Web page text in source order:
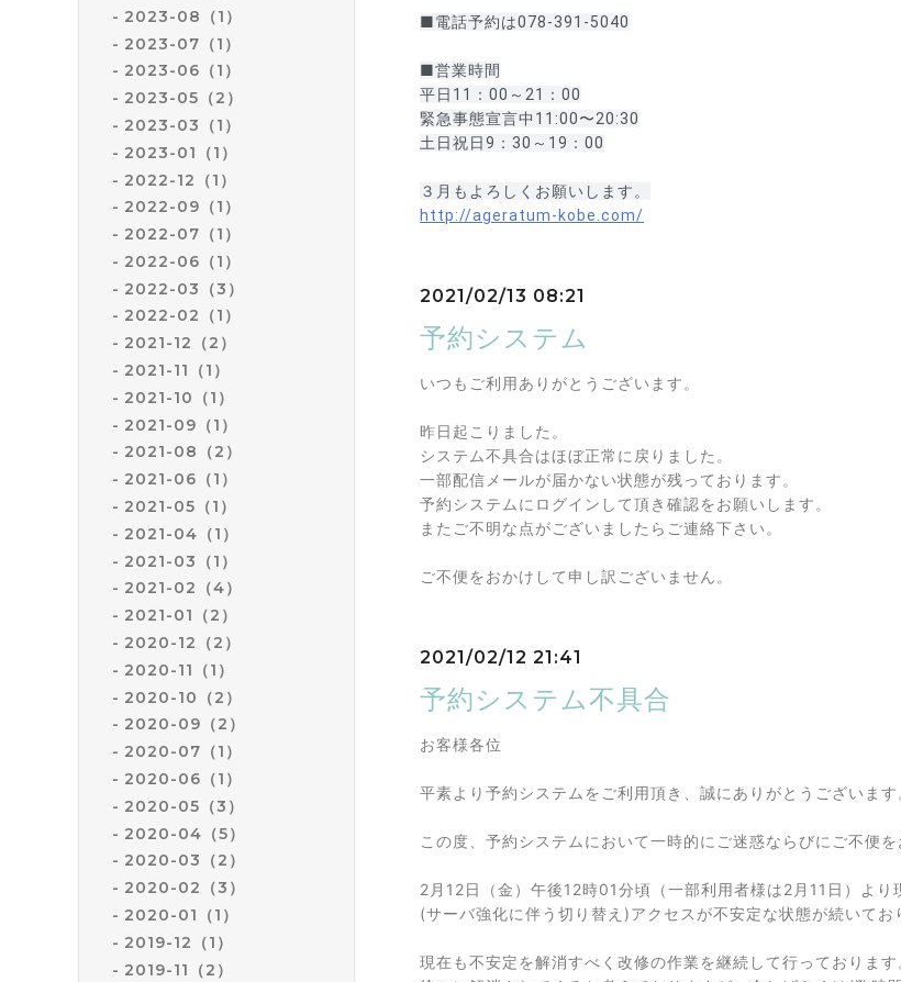
2023-08（1）
2023-07（1）
2023-06（1）
2023-05（2）
2023-03（1）
2023-01（1）
2022-12（1）
2022-09（1）
2022-07（1）
2022-06（1）
2022-03（3）
2022-02（1）
2021-12（2）
2021-11（1）
2021-10（1）
2021-09（1）
2021-08（2）
2021-06（1）
2021-05（1）
2021-04（1）
2021-03（1）
2021-02（4）
2021-01（2）
2020-12（2）
2020-11（1）
2020-10（2）
2020-09（2）
2020-07（1）
2020-06（1）
2020-05（3）
2020-04（5）
2020-03（2）
2020-02（3）
2020-01（1）
2019-12（1）
2019-11（2）
■電話予約は078-391-5040
■営業時間
平日11：00～21：00
緊急事態宣言中11:00〜20:30
土日祝日9：30～19：00
３月もよろしくお願いします。
http://ageratum-kobe.com/
2021/02/13 08:21
予約システム
いつもご利用ありがとうございます。
昨日起こりました。
システム不具合はほぼ正常に戻りました。
一部配信メールが届かない状態が残っております。
予約システムにログインして頂き確認をお願いします。
またご不明な点がございましたらご連絡下さい。
ご不便をおかけして申し訳ございません。
2021/02/12 21:41
予約システム不具合
お客様各位
平素より予約システムをご利用頂き、誠にありがとうございます
この度、予約システムにおいて一時的にご迷惑ならびにご不便
2月12日（金）午後12時01分頃（一部利用者様は2月11日）よ
(サーバ強化に伴う切り替え)アクセスが不安定な状態が続いてお
現在も不安定を解消すべく改修の作業を継続して行っております